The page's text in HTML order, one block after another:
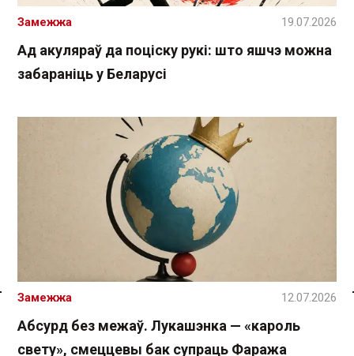
Ад акуляраў да поціску рукі: што яшчэ можна
забараніць у Беларусі
Замежжа 19.07.2026
Абсурд без межаў. Лукашэнка — «кароль
свету», смеццевы бак супраць Фаража
Замежжа 12.07.2026